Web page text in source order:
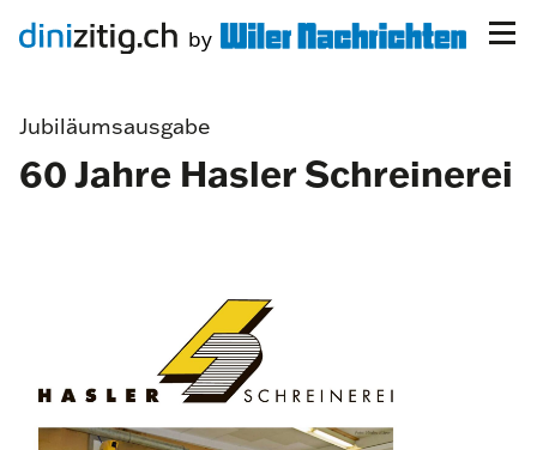
Jubiläumsausgabe
60 Jahre Hasler Schreinerei